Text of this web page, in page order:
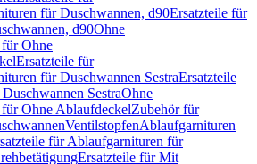
für Duschwannen, d90Ersatzteile für
d90Ohne
Ohne
Ersatzteile für
für Duschwannen SestraErsatzteile
SestraOhne
Ohne AblaufdeckelZubehör für
VentilstopfenAblaufgarnituren
für Ablaufgarnituren für
Ersatzteile für Mit